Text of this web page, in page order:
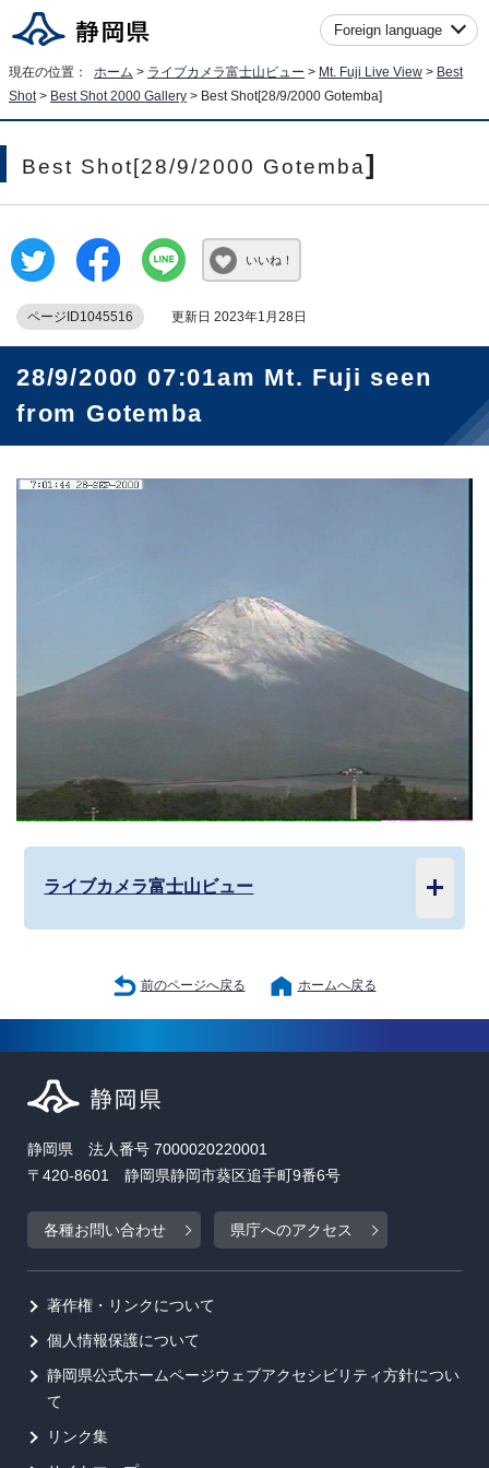
Foreign language
現在の位置： ホーム > ライブカメラ富士山ビュー > Mt. Fuji Live View > Best
Shot> Best Shot 2000 Gallery > Best Shot[28/9/2000 Gotemba]
Best Shot[28/9/2000 Gotemba]
いいね！
ページID1045516 更新日 2023年1月28日
28/9/2000 07:01am Mt. Fuji seen
from Gotemba
ライブカメラ富士山ビュー
前のページへ戻る ホームへ戻る
静岡県 法人番号 7000020220001
〒420-8601 静岡県静岡市葵区追手町9番6号
各種お問い合わせ 県庁へのアクセス
著作権・リンクについて
個人情報保護について
静岡県公式ホームページウェブアクセシビリティ方針につい
て
リンク集